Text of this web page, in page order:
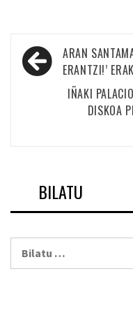
Bidalketetan
zehar
nabigatu
ARAN
ERANTZI!’
IÑAKI
DISKOA
BILATU